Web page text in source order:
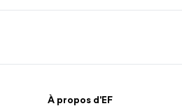
À propos d'EF